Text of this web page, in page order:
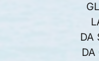
DA
DA